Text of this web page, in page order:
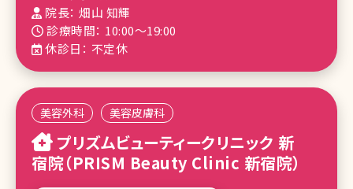
院長： 畑山 知輝
診療時間： 10:00～19:00
休診日： 不定休
プリズムビューティークリニック 新
宿院（PRISM Beauty Clinic 新宿院）
美容外科 美容皮膚科